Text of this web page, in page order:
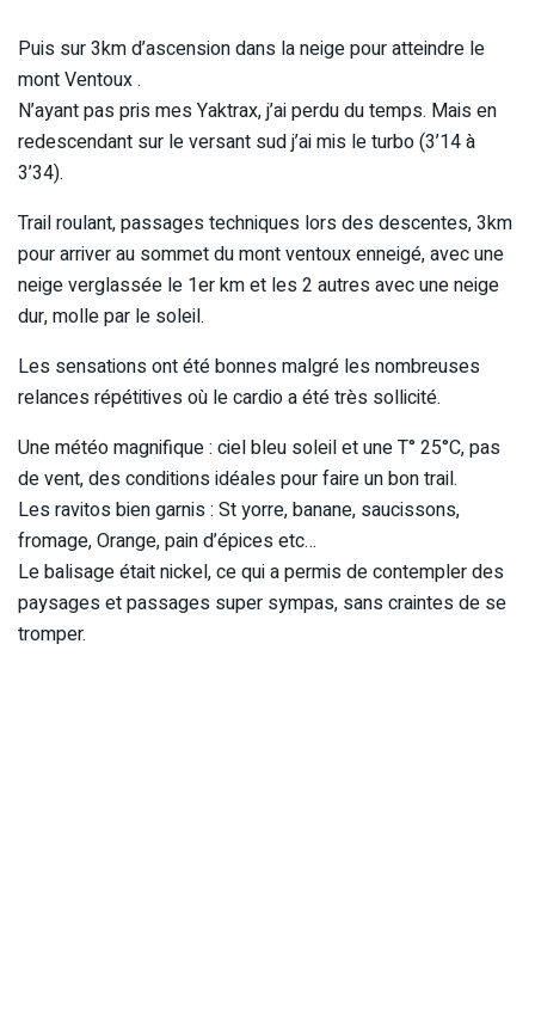
Puis sur 3km d’ascension dans la neige pour atteindre le
mont Ventoux .
N’ayant pas pris mes Yaktrax, j’ai perdu du temps. Mais en
redescendant sur le versant sud j’ai mis le turbo (3’14 à
3’34).
Trail roulant, passages techniques lors des descentes, 3km
pour arriver au sommet du mont ventoux enneigé, avec une
neige verglassée le 1er km et les 2 autres avec une neige
dur, molle par le soleil.
Les sensations ont été bonnes malgré les nombreuses
relances répétitives où le cardio a été très sollicité.
Une météo magnifique : ciel bleu soleil et une T° 25°C, pas
de vent, des conditions idéales pour faire un bon trail.
Les ravitos bien garnis : St yorre, banane, saucissons,
fromage, Orange, pain d’épices etc…
Le balisage était nickel, ce qui a permis de contempler des
paysages et passages super sympas, sans craintes de se
tromper.